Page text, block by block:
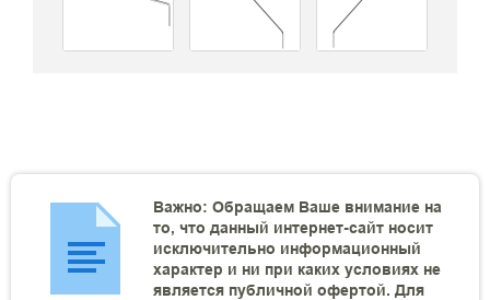
Важно: Обращаем Ваше внимание на
то, что данный интернет-сайт носит
исключительно информационный
характер и ни при каких условиях не
является публичной офертой. Для